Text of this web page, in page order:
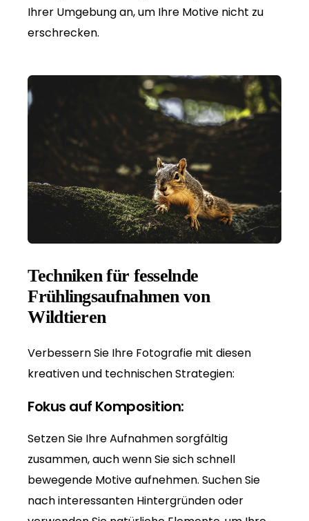
Ihrer Umgebung an, um Ihre Motive nicht zu
erschrecken.
Techniken für fesselnde
Frühlingsaufnahmen von
Wildtieren
Verbessern Sie Ihre Fotografie mit diesen
kreativen und technischen Strategien:
Fokus auf Komposition:
Setzen Sie Ihre Aufnahmen sorgfältig
zusammen, auch wenn Sie sich schnell
bewegende Motive aufnehmen. Suchen Sie
nach interessanten Hintergründen oder